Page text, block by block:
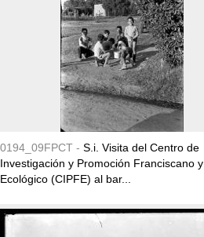
0194_09FPCT - S.i. Visita del Centro de
Investigación y Promoción Franciscano y
Ecológico (CIPFE) al bar...